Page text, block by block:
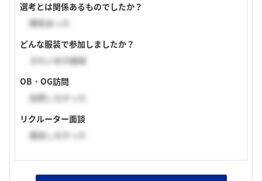
選考とは関係あるものでしたか？
関係あった
どんな服装で参加しましたか？
きれいめの服装
OB・OG訪問
訪問しなかった
リクルーター面談
面談しなかった